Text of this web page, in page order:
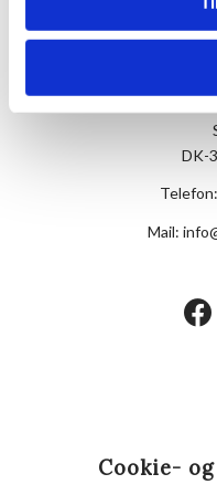
Hotel
DK-
Telefon:
Mail:
Cookie-